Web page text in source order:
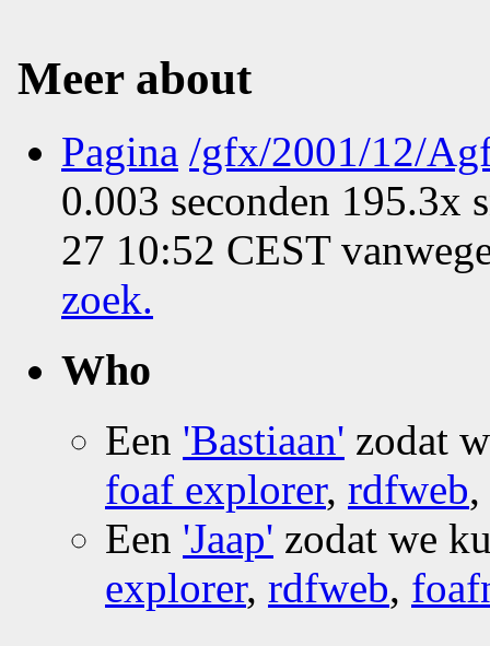
Meer about
Pagina /gfx/2001/12/
0.003 seconden 195.3x
27 10:52 CEST
zoek.
Who
Een 'Bastiaan' zodat
foaf explorer, rdfweb,
Een 'Jaap' zodat we
explorer, rdfweb,